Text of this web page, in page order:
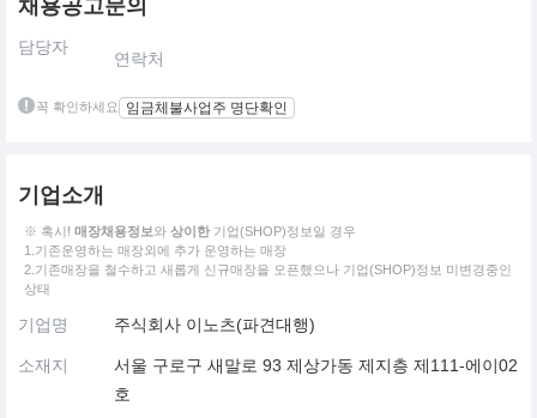
채용공고문의
담당자
연락처
꼭 확인하세요 임금체불사업주 명단확인
기업소개
※ 혹시! 매장채용정보와 상이한 기업(SHOP)정보일 경우
1.기존운영하는 매장외에 추가 운영하는 매장
2.기존매장을 철수하고 새롭게 신규매장을 오픈했으나 기업(SHOP)정보 미변경중인
상태
기업명 주식회사 이노츠(파견대행)
소재지
서울 구로구 새말로 93 제상가동 제지층 제111-에이02
호